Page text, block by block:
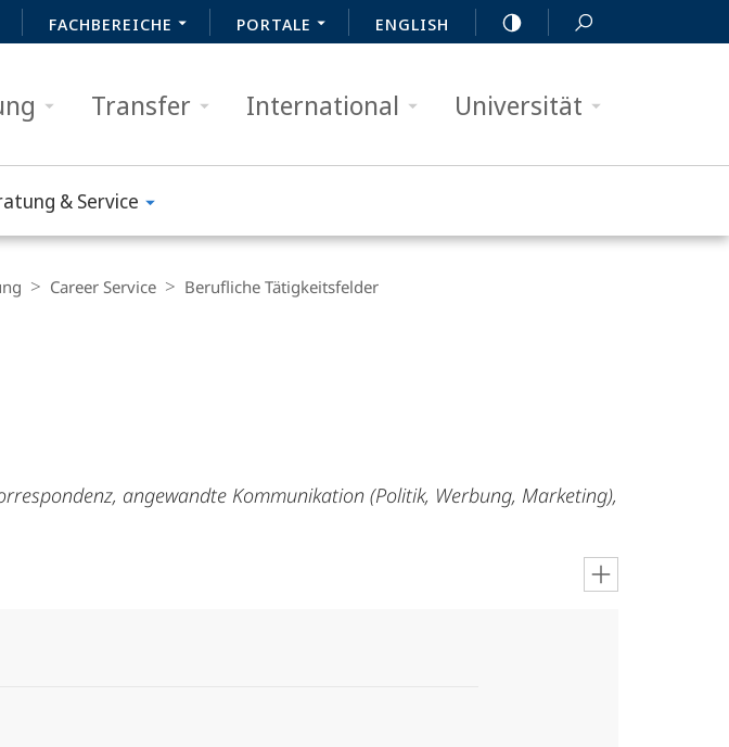
FACHBEREICHE PORTALE ENGLISH
Transfer International Universität
& Service
Career Service
Berufliche Tätigkeitsfelder
, angewandte Kommunikation (Politik, Werbung, Marketing),